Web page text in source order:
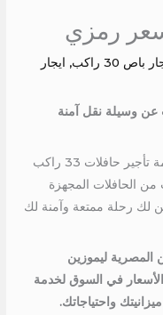
باص 30 راكب , ايجار
وسيلة نقل آمنة
لذلك تقدم لك شركة المصرية ليموزين خدمة تأجير حافلات 33 راكب
الحافلات المجهزة
لك رحلة ممتعة وآمنة لك
في السوق لخدمة
واحتياجاتك.